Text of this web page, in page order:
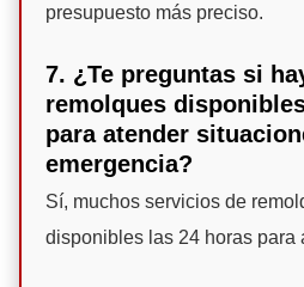
presupuesto más preciso.
7. ¿Te preguntas si
remolques
para atender
emergencia?
Sí, muchos servicios de
disponibles las 24 horas para